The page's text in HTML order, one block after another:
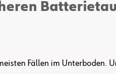
Fällen im Unterboden.